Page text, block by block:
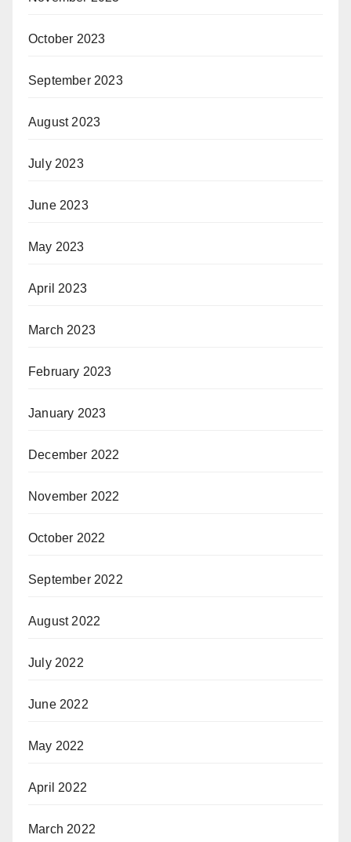
October 2023
September 2023
August 2023
July 2023
June 2023
May 2023
April 2023
March 2023
February 2023
January 2023
December 2022
November 2022
October 2022
September 2022
August 2022
July 2022
June 2022
May 2022
April 2022
March 2022